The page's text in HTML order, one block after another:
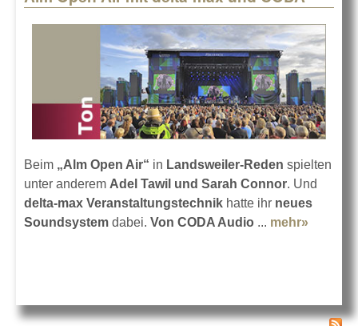
Beim „Alm Open Air“ in Landsweiler-Reden spielten
unter anderem Adel Tawil und Sarah Connor. Und
delta-max Veranstaltungstechnik hatte ihr neues
Soundsystem dabei. Von CODA Audio ... mehr»
max